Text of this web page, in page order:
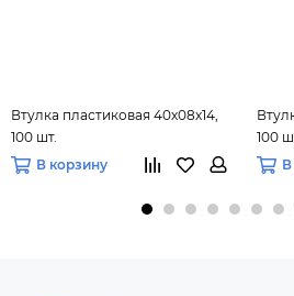
Втулка пластиковая 40х08х14,
100 шт.
В корзину
100
В